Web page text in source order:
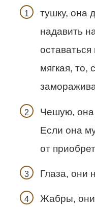
тушку, она
надавить
мягкая, то,
Чешую, она
Если она
от
Глаза, они
Жабры,